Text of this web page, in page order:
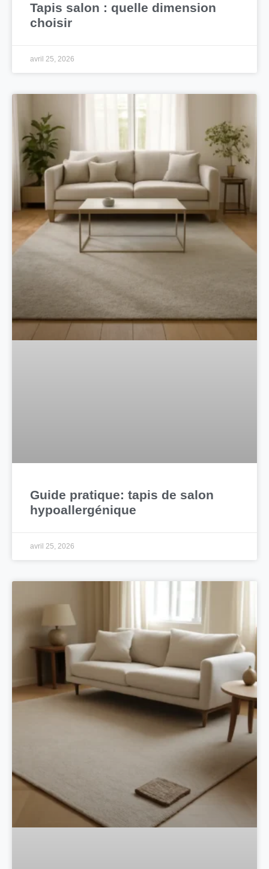
Tapis salon : quelle dimension
choisir
avril 25, 2026
Guide pratique: tapis de salon
hypoallergénique
avril 25, 2026